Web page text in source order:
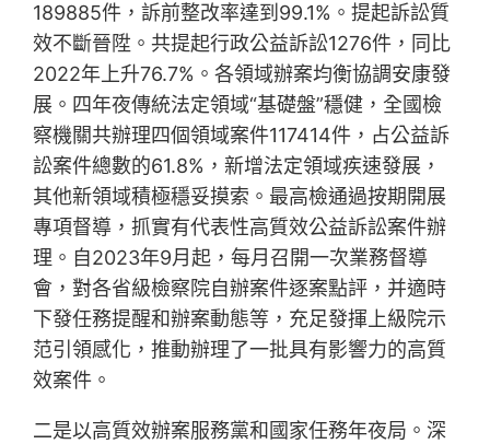
189885件，訴前整改率達到99.1%。提起訴訟質
效不斷晉陞。共提起行政公益訴訟1276件，同比
2022年上升76.7%。各領域辦案均衡協調安康發
展。四年夜傳統法定領域“基礎盤”穩健，全國檢
察機關共辦理四個領域案件117414件，占公益訴
訟案件總數的61.8%，新增法定領域疾速發展，
其他新領域積極穩妥摸索。最高檢通過按期開展
專項督導，抓實有代表性高質效公益訴訟案件辦
理。自2023年9月起，每月召開一次業務督導
會，對各省級檢察院自辦案件逐案點評，并適時
下發任務提醒和辦案動態等，充足發揮上級院示
范引領感化，推動辦理了一批具有影響力的高質
效案件。
二是以高質效辦案服務黨和國家任務年夜局。深